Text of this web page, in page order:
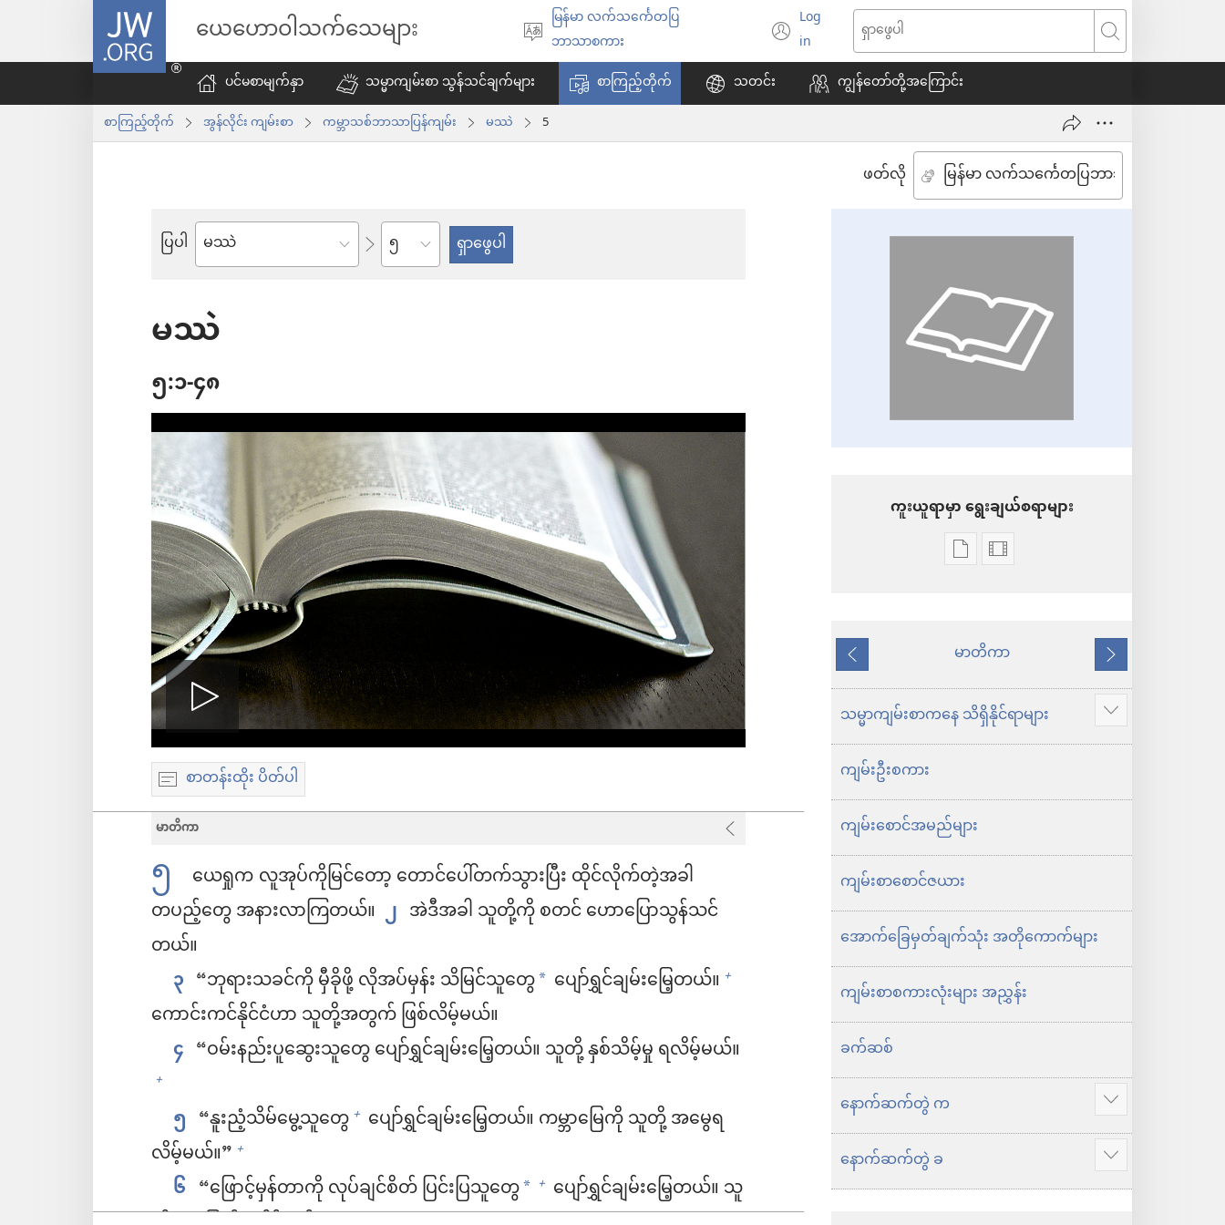
JW.ORG ယေဟောဝါသက်သေများ
ရွေးချယ်
ပါ
မြန်မာ လက်သင်္ကေတပြ
ဘာသာစကား
Log
in(window
အသစ်
ဖွ
နေ
ရှာဖွေ
ပါ
ပင်မစာမျက်နှာ သမ္မာကျမ်းစာ သွန်သင်ချက်များ စာကြည့်တိုက် သတင်း ကျွန်တော်တို့အကြောင်း
စာကြည့်တိုက် အွန်လိုင်း ကျမ်းစာ ကမ္ဘာသစ်ဘာသာပြန်ကျမ်း မဿဲ 5
ဖတ်လို
ပြပါ
ကျမ်း
အခန်း
မဿဲ
၅:၁-၄၈
ဗီ
ဒီ
ယို
ဖွ
င့်
စာတန်းထိုး ပိတ်ပါ
မာတိကာ
၅
ယေရှုက လူအုပ်ကိုမြင်တော့ တောင်ပေါ်တက်သွားပြီး ထိုင်လိုက်တဲ့အခါ
တပည့်တွေ အနားလာကြတယ်။ ၂ အဲဒီအခါ သူတို့ကို စတင် ဟောပြောသွန်သင်
တယ်။
၃ “ဘုရားသခင်ကို မှီခိုဖို့ လိုအပ်မှန်း သိမြင်သူတွေ* ပျော်ရွှင်ချမ်းမြေ့တယ်။ +
ကောင်းကင်နိုင်ငံဟာ သူတို့အတွက် ဖြစ်လိမ့်မယ်။
၄ “ဝမ်းနည်းပူဆွေးသူတွေ ပျော်ရွှင်ချမ်းမြေ့တယ်။ သူတို့ နှစ်သိမ့်မှု ရလိမ့်မယ်။
+
၅ “နူးညံ့သိမ်မွေ့သူတွေ+ ပျော်ရွှင်ချမ်းမြေ့တယ်။ ကမ္ဘာမြေကို သူတို့ အမွေရ
လိမ့်မယ်။” +
၆ “ဖြောင့်မှန်တာကို လုပ်ချင်စိတ် ပြင်းပြသူတွေ* + ပျော်ရွှင်ချမ်းမြေ့တယ်။ သူ
+
ကူးယူရာမှာ ရွေးချယ်စရာများ
စာပေ
ရာ
ရွေးချယ်
စရာ
ကမ္ဘာ
သစ်
ဘာသာ
ပြန်
ကျမ်း
ဗီဒီယို
ရာ
ရွေးချယ်
စရာ
ကမ္ဘာ
ဘာသာ
ကျမ်း
နောက်သို့ မာတိကာ
ရှေ့
သို့
သမ္မာ​ကျမ်း​စာ​က​နေ သိ​ရှိ​နိုင်​ရာ​များ
ပို
ပြ
ကျမ်း​ဦး​စကား
ကျမ်း​စောင်​အ​မည်​များ
ကျမ်း​စာ​စောင်​ဇ​ယား
အောက်​ခြေ​မှတ်​ချက်​သုံး အတို​ကောက်​များ
ကျမ်း​စာ​စကား​လုံး​များ​ အညွှန်း
ခက်​ဆစ်
နောက်​ဆက်​တွဲ က
ပို
ပြ
ပါ
နောက်​ဆက်​တွဲ ခ
ပို
ပြ